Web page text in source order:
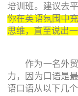
培训班。建议去
你在英语氛围中
思维，直至说出
作为一名外贸
力，因为口语是
语口语从以下几个